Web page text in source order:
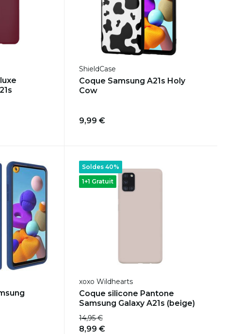
ShieldCase
Coque Samsung A21s Holy
Cow
9,99 €
1+1 Gratuit
Soldes 40%
xoxo Wildhearts
Coque silicone Pantone
Samsung Galaxy A21s (beige)
14,95 €
8,99 €